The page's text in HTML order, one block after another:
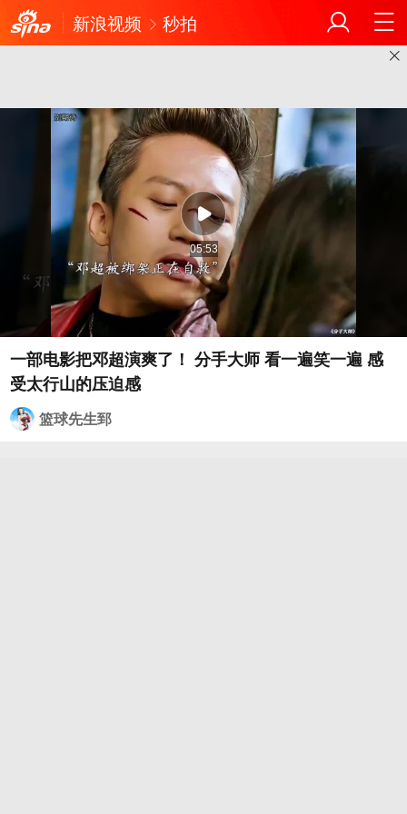
新浪视频 秒拍
05:53
一部电影把邓超演爽了！ 分手大师 看一遍笑一遍 感
篮球先生郅